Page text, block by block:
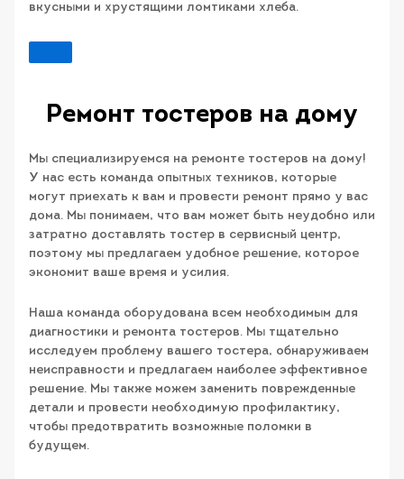
вкусными и хрустящими ломтиками хлеба.
Ремонт тостеров на дому
Мы специализируемся на ремонте тостеров на дому!
У нас есть команда опытных техников, которые
могут приехать к вам и провести ремонт прямо у вас
дома. Мы понимаем, что вам может быть неудобно или
затратно доставлять тостер в сервисный центр,
поэтому мы предлагаем удобное решение, которое
экономит ваше время и усилия.
Наша команда оборудована всем необходимым для
диагностики и ремонта тостеров. Мы тщательно
исследуем проблему вашего тостера, обнаруживаем
неисправности и предлагаем наиболее эффективное
решение. Мы также можем заменить поврежденные
детали и провести необходимую профилактику,
чтобы предотвратить возможные поломки в
будущем.